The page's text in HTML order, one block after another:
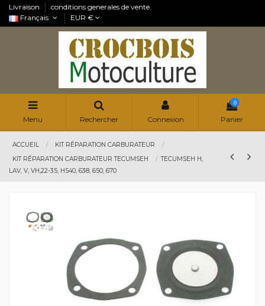
Livraison
conditions generales de vente
Français
EUR €
Menu Rechercher Connexion
0
Panier
ACCUEIL
KIT RÉPARATION CARBURATEUR
KIT RÉPARATION CARBURATEUR TECUMSEH
TECUMSEH H,
LAV, V, VH,22-35, HS40, 638, 650, 670